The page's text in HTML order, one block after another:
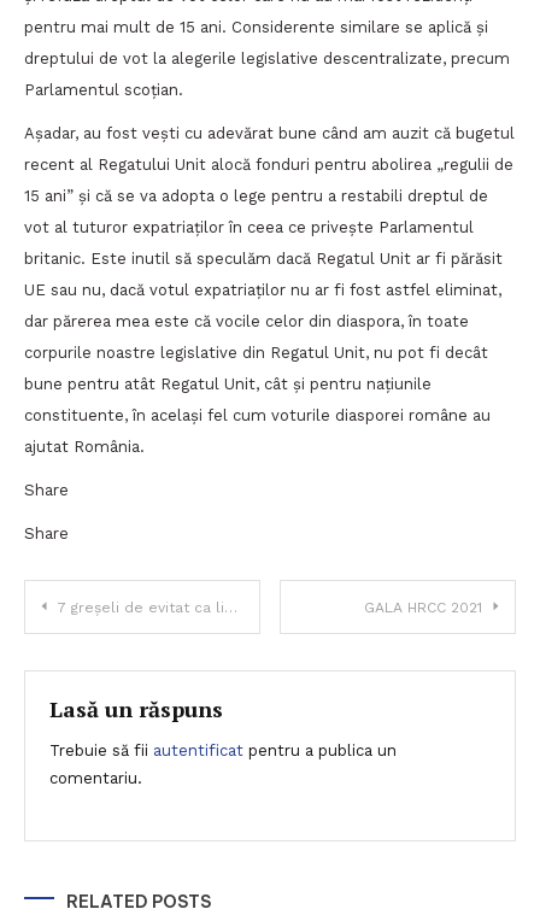
pentru mai mult de 15 ani. Considerente similare se aplică și
dreptului de vot la alegerile legislative descentralizate, precum
Parlamentul scoțian.
Așadar, au fost vești cu adevărat bune când am auzit că bugetul
recent al Regatului Unit alocă fonduri pentru abolirea „regulii de
15 ani” și că se va adopta o lege pentru a restabili dreptul de
vot al tuturor expatriaților în ceea ce privește Parlamentul
britanic. Este inutil să speculăm dacă Regatul Unit ar fi părăsit
UE sau nu, dacă votul expatriaților nu ar fi fost astfel eliminat,
dar părerea mea este că vocile celor din diaspora, în toate
corpurile noastre legislative din Regatul Unit, nu pot fi decât
bune pentru atât Regatul Unit, cât și pentru națiunile
constituente, în același fel cum voturile diasporei române au
ajutat România.
Share
Share
Navigare
în
articole
7 greșeli de evitat ca lider în aceste timpuri GALA HRCC 2021
Lasă un răspuns
Trebuie să fii autentificat pentru a publica un
comentariu.
RELATED POSTS